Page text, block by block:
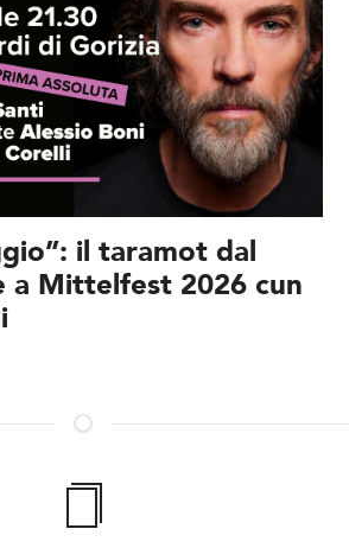
il taramot dal
a Mittelfest 2026 cun